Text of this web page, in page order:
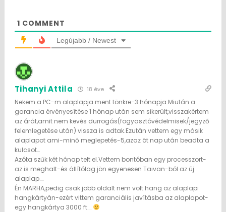
1 COMMENT
Legújabb / Newest
Tihanyi Attila 18 éve
Nekem a PC-m alaplapja ment tönkre-3 hónapja.Miután a
garancia érvényesítése 1 hónap után sem sikerült,visszakértem
az árát,amit nem kevés durrogás(fogyasztóvédelmisek/jegyző
felemlegetése után) vissza is adtak.Ezután vettem egy másik
alaplapot ami-minő meglepetés-5,azaz öt nap után beadta a
kulcsot…
Azóta szűk két hónap telt el.Vettem bontóban egy processzort-
az is meghalt-és állítólag jön egyenesen Taivan-ból az új
alaplap….
Én MARHA,pedig csak jobb oldalt nem volt hang az alaplapi
hangkártyán-ezért vittem garanciális javításba az alaplapot-
egy hangkártya 3000 ft….